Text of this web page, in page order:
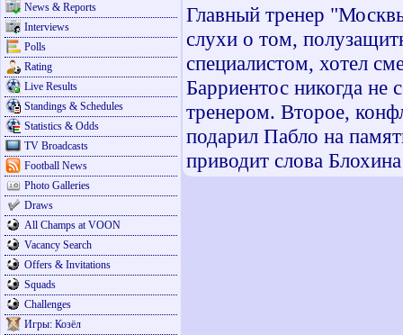
News & Reports
Interviews
Polls
Rating
Live Results
Standings & Schedules
Statistics & Odds
TV Broadcasts
Football News
Photo Galleries
Draws
All Champs at VOON
Vacancy Search
Offers & Invitations
Squads
Challenges
Игры: Козёл
Главный тренер
слухи о том,
специалистом, хотел
Барриентос никогда не
тренером. Второе,
подарил Пабло на
приводит слова